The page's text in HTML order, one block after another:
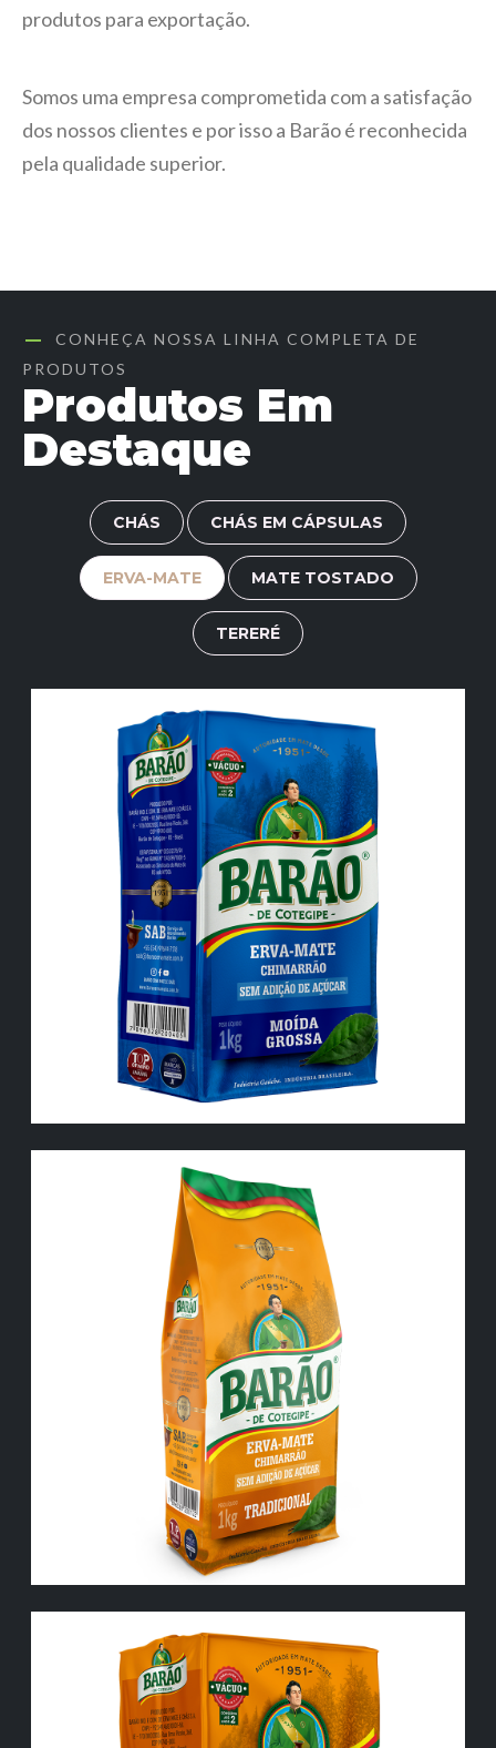
produtos para exportação.
Somos uma empresa comprometida com a satisfação
dos nossos clientes e por isso a Barão é reconhecida
pela qualidade superior.
CONHEÇA NOSSA LINHA COMPLETA DE
PRODUTOS
Produtos Em
Destaque
CHÁS CHÁS EM CÁPSULAS
ERVA-MATE MATE TOSTADO
TERERÉ